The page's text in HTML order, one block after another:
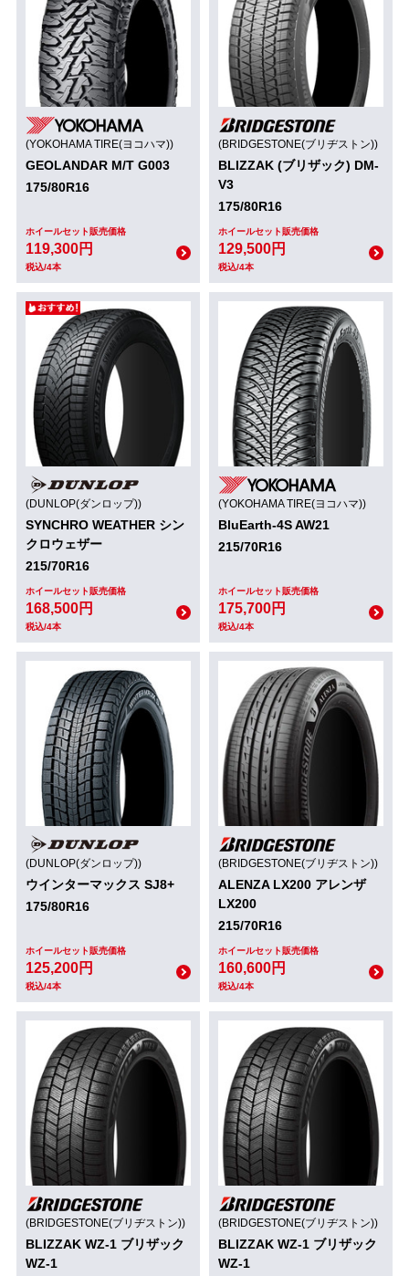
(YOKOHAMA TIRE(ヨコハマ))
GEOLANDAR M/T G003
175/80R16
ホイールセット販売価格
119,300円
税込/4本
(BRIDGESTONE(ブリヂストン))
BLIZZAK (ブリザック) DM-
V3
175/80R16
ホイールセット販売価格
129,500円
税込/4本
(DUNLOP(ダンロップ))
SYNCHRO WEATHER シン
クロウェザー
215/70R16
ホイールセット販売価格
168,500円
税込/4本
(YOKOHAMA TIRE(ヨコハマ))
BluEarth-4S AW21
215/70R16
ホイールセット販売価格
175,700円
税込/4本
(DUNLOP(ダンロップ))
ウインターマックス SJ8+
175/80R16
ホイールセット販売価格
125,200円
税込/4本
(BRIDGESTONE(ブリヂストン))
ALENZA LX200 アレンザ
LX200
215/70R16
ホイールセット販売価格
160,600円
税込/4本
(BRIDGESTONE(ブリヂストン))
BLIZZAK WZ-1 ブリザック
WZ-1
(BRIDGESTONE(ブリヂストン))
BLIZZAK WZ-1 ブリザック
WZ-1